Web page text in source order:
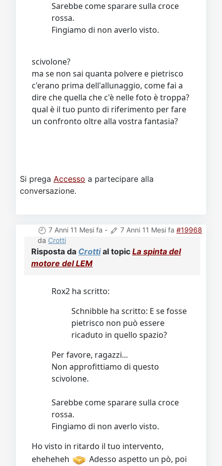
Sarebbe come sparare sulla croce
rossa.
Fingiamo di non averlo visto.
scivolone?
ma se non sai quanta polvere e pietrisco
c'erano prima dell'allunaggio, come fai a
dire che quella che c'è nelle foto è troppa?
qual è il tuo punto di riferimento per fare
un confronto oltre alla vostra fantasia?
Si prega Accesso a partecipare alla
conversazione.
7 Anni 11 Mesi fa - 7 Anni 11 Mesi fa #19968
da Crotti
Risposta da Crottial topic La spinta del
motore del LEM
Rox2 ha scritto:
Schnibble ha scritto: E se fosse
pietrisco non può essere
ricaduto in quello spazio?
Per favore, ragazzi...
Non approfittiamo di questo
scivolone.
Sarebbe come sparare sulla croce
rossa.
Fingiamo di non averlo visto.
Ho visto in ritardo il tuo intervento,
eheheheh
Adesso aspetto un pò, poi